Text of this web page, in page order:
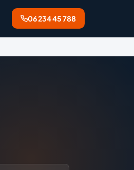
06 234 45 788